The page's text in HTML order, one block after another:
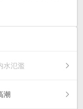
水氾濫
潮